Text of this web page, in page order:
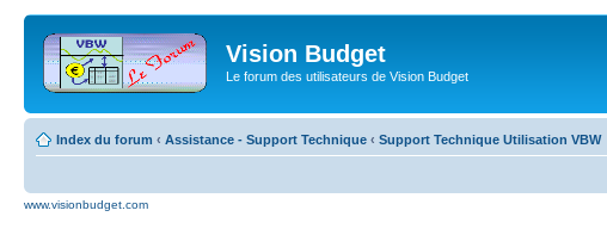
Vision Budget
Le forum des utilisateurs de Vision Budget
Index du forum ‹ Assistance - Support Technique ‹ Support Technique Utilisation VBW
www.visionbudget.com